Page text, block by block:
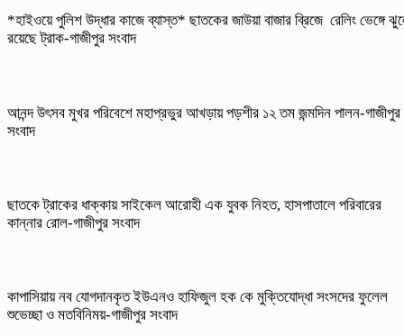
*হাইওয়ে পুলিশ উদ্ধার কাজে ব্যাস্ত* ছাতকের জাউয়া বাজার ব্রিজে রেলিং ভেঙ্গে
রয়েছে ট্রাক-গাজীপুর সংবাদ
আনন্দ উৎসব মুখর পরিবেশে মহাপ্রভুর আখড়ায় পড়শীর ১২ তম জন্মদিন পালন-গাজীপুর
সংবাদ
ছাতকে ট্রাকের ধাক্কায় সাইকেল আরোহী এক যুবক নিহত, হাসপাতালে পরিবারের
কান্নার রোল-গাজীপুর সংবাদ
কাপাসিয়ায় নব যোগদানকৃত ইউএনও হাফিজুল হক কে মুক্তিযোদ্ধা সংসদের ফুলেল
শুভেচ্ছা ও মতবিনিময়-গাজীপুর সংবাদ